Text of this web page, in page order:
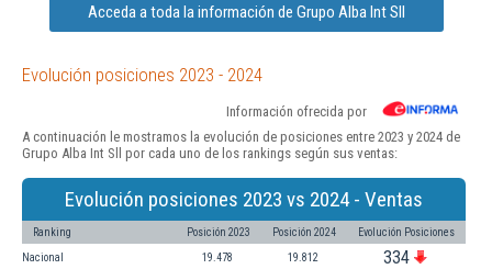
Acceda a toda la información de Grupo Alba Int Sll
Evolución posiciones 2023 - 2024
Información ofrecida por
A continuación le mostramos la evolución de posiciones entre 2023 y 2024 de
Grupo Alba Int Sll por cada uno de los rankings según sus ventas:
Evolución posiciones 2023 vs 2024 - Ventas
Ranking Posición 2023 Posición 2024 Evolución Posiciones
Nacional 19.478 19.812 334